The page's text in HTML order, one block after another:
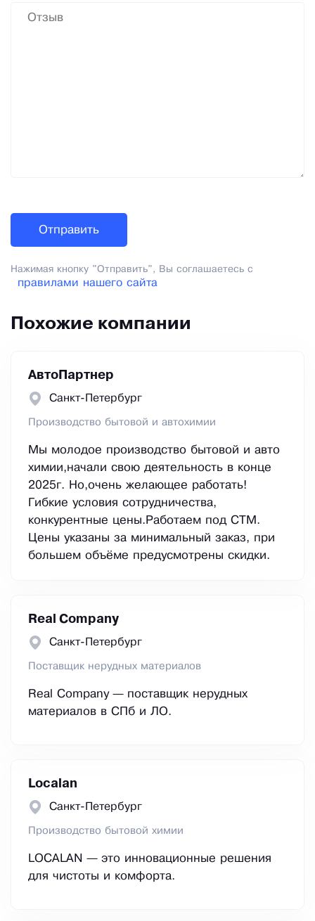
Нажимая кнопку "Отправить", Вы соглашаетесь с
правилами нашего сайта
Похожие компании
АвтоПартнер
Санкт-Петербург
Производство бытовой и автохимии
Мы молодое производство бытовой и авто
химии,начали свою деятельность в конце
2025г. Но,очень желающее работать!
Гибкие условия сотрудничества,
конкурентные цены.Работаем под СТМ.
Цены указаны за минимальный заказ, при
большем объёме предусмотрены скидки.
Real Company
Санкт-Петербург
Поставщик нерудных материалов
Real Company — поставщик нерудных
материалов в СПб и ЛО.
Localan
Санкт-Петербург
Производство бытовой химии
LOCALAN — это инновационные решения
для чистоты и комфорта.